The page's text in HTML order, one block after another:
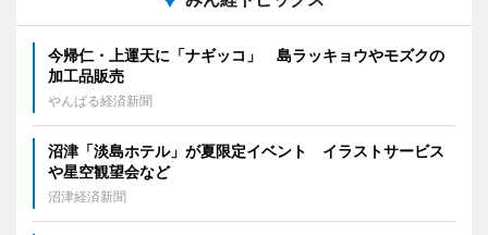
今帰仁・上運天に「ナギッコ」 島ラッキョウやモズクの
加工品販売
やんばる経済新聞
沼津「淡島ホテル」が夏限定イベント イラストサービス
や星空観望会など
沼津経済新聞